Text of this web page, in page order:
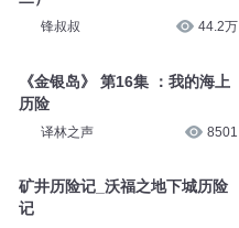
锋叔叔 44.2万
《金银岛》 第16集 ：我的海上
历险
译林之声 8501
矿井历险记_沃福之地下城历险
记